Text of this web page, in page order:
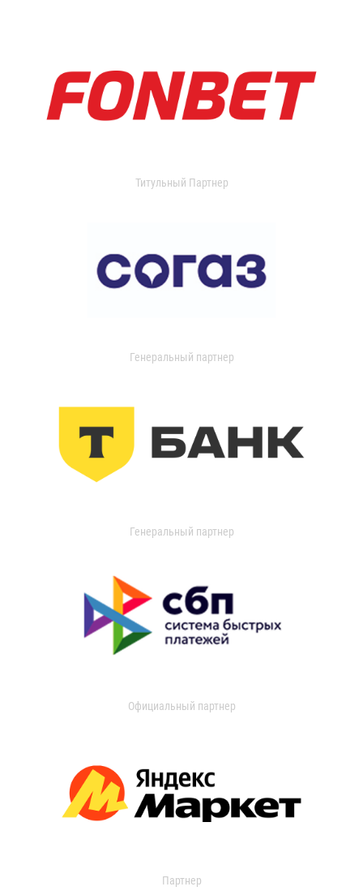
Титульный Партнер
Генеральный партнер
Генеральный партнер
Официальный партнер
Партнер